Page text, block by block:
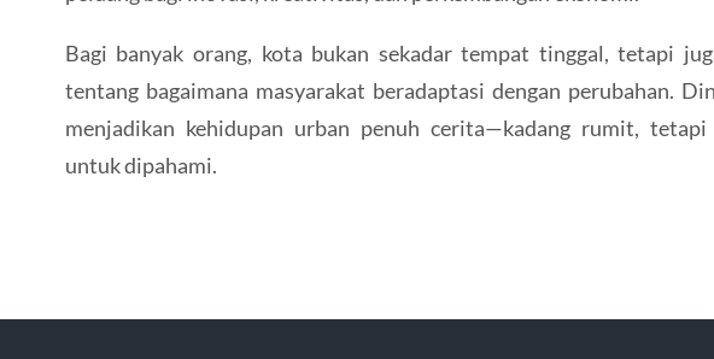
Bagi banyak orang, kota bukan sekadar tempat tinggal, tetapi
tentang bagaimana masyarakat beradaptasi dengan perubahan.
menjadikan kehidupan urban penuh cerita—kadang rumit,
untuk dipahami.